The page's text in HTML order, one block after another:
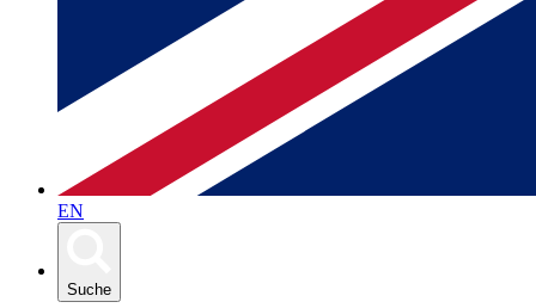
EN
Suche